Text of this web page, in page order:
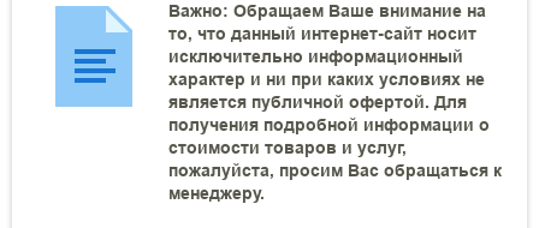
Важно: Обращаем Ваше внимание на
то, что данный интернет-сайт носит
исключительно информационный
характер и ни при каких условиях не
является публичной офертой. Для
получения подробной информации о
стоимости товаров и услуг,
пожалуйста, просим Вас обращаться к
менеджеру.